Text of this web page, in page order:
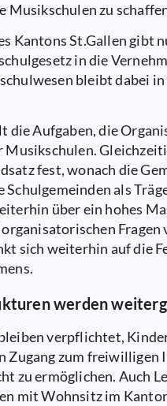
Musikschulen zu
Kantons St.Gallen gibt
in die
bleibt dabei in
die Aufgaben, die
Musikschulen.
fest, wonach die
Schulgemeinden als
über ein hohes
Fragen
sich weiterhin auf die
werden
verpflichtet,
Zugang zum freiwilligen
zu ermöglichen. Auch
mit Wohnsitz im